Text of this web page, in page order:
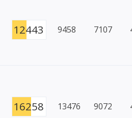
12443 9458 7107
16258 13476 9072